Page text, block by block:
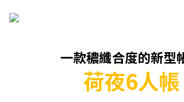
一款穠纖合度的新型
荷夜6人帳